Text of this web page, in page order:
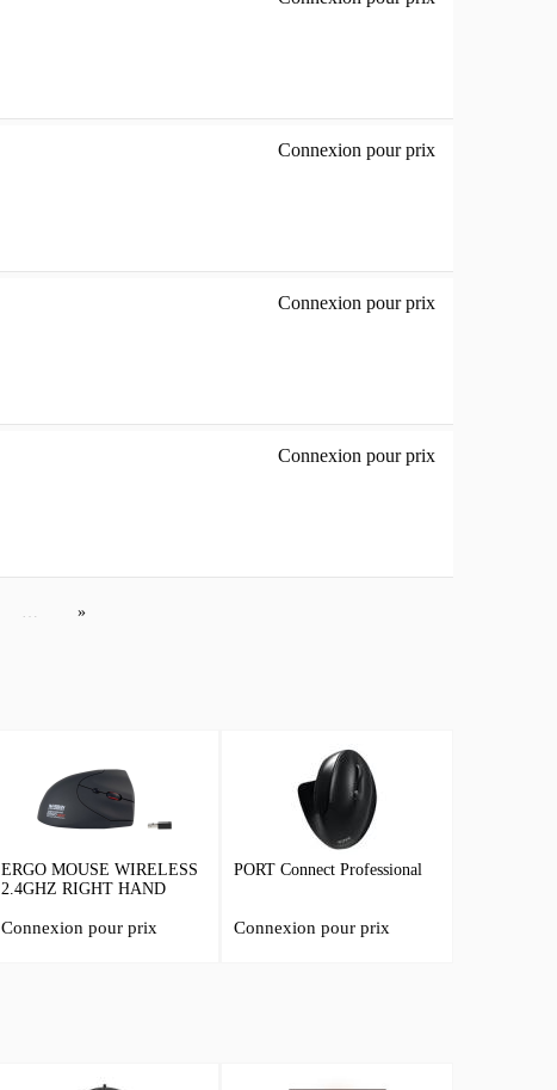
Connexion pour prix
Connexion pour prix
Connexion pour prix
…
ERGO MOUSE WIRELESS
2.4GHZ RIGHT HAND
Connexion pour prix
PORT Connect Professional
Connexion pour prix